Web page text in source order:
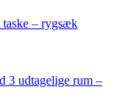
– rygsæk
3 udtagelige rum –